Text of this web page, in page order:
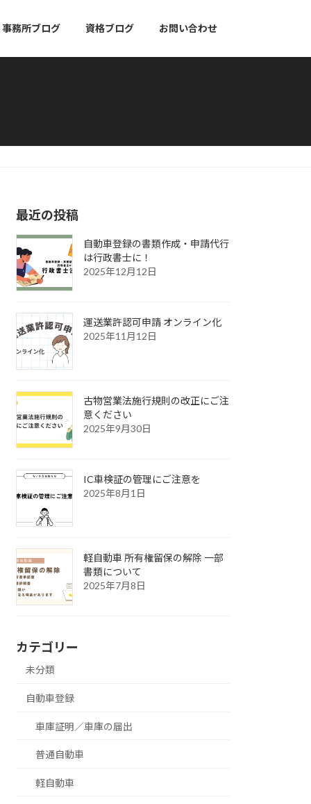
事務所ブログ 資格ブログ お問い合わせ
最近の投稿
自動車登録の書類作成・申請代行
は行政書士に！
2025年12月12日
運送業許認可申請 オンライン化
2025年11月12日
古物営業法施行規則の改正にご注
意ください
2025年9月30日
IC車検証の管理にご注意を
2025年8月1日
軽自動車 所有権留保の解除 一部
書類について
2025年7月8日
カテゴリー
未分類
自動車登録
車庫証明／車庫の届出
普通自動車
軽自動車